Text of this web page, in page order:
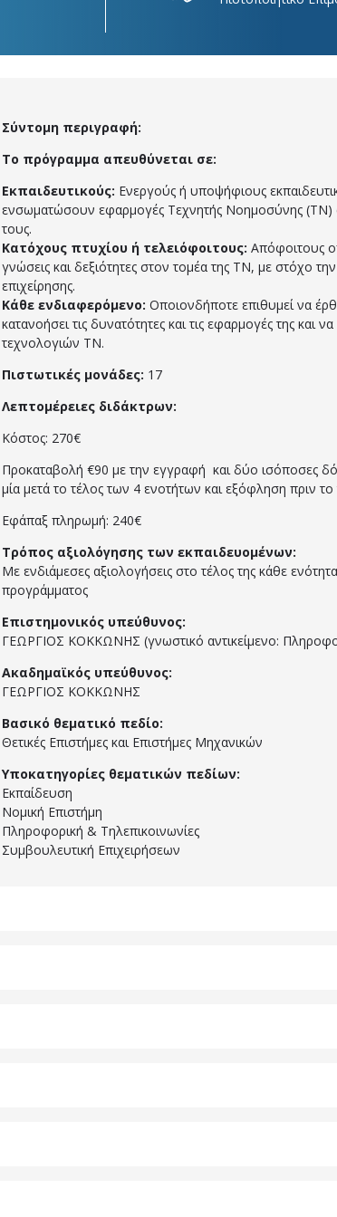
Σύντομη περιγραφή:
Το πρόγραμμα απευθύνεται σε:
Εκπαιδευτικούς: Ενεργούς ή υποψήφιους
ενσωματώσουν εφαρμογές Τεχνητής Νοημοσύνης (ΤΝ)
τους.
Κατόχους πτυχίου ή τελειόφοιτους: Απόφοιτους
γνώσεις και δεξιότητες στον τομέα της ΤΝ, με στόχο
επιχείρησης.
Κάθε ενδιαφερόμενο: Οποιονδήποτε επιθυμεί να
κατανοήσει τις δυνατότητες και τις εφαρμογές της και
τεχνολογιών ΤΝ.
Πιστωτικές μονάδες: 17
Λεπτομέρειες διδάκτρων:
Κόστος: 270€
Προκαταβολή €90 με την εγγραφή και δύο ισόποσες
μία μετά το τέλος των 4 ενοτήτων και εξόφληση πριν
Εφάπαξ πληρωμή: 240€
Τρόπος αξιολόγησης των εκπαιδευομένων:
Με ενδιάμεσες αξιολογήσεις στο τέλος της κάθε
προγράμματος
Επιστημονικός υπεύθυνος:
ΓΕΩΡΓΙΟΣ ΚΟΚΚΩΝΗΣ (γνωστικό αντικείμενο:
Ακαδημαϊκός υπεύθυνος:
ΓΕΩΡΓΙΟΣ ΚΟΚΚΩΝΗΣ
Βασικό θεματικό πεδίο:
Θετικές Επιστήμες και Επιστήμες Μηχανικών
Υποκατηγορίες θεματικών πεδίων:
Εκπαίδευση
Νομική Επιστήμη
Πληροφορική & Τηλεπικοινωνίες
Συμβουλευτική Επιχειρήσεων